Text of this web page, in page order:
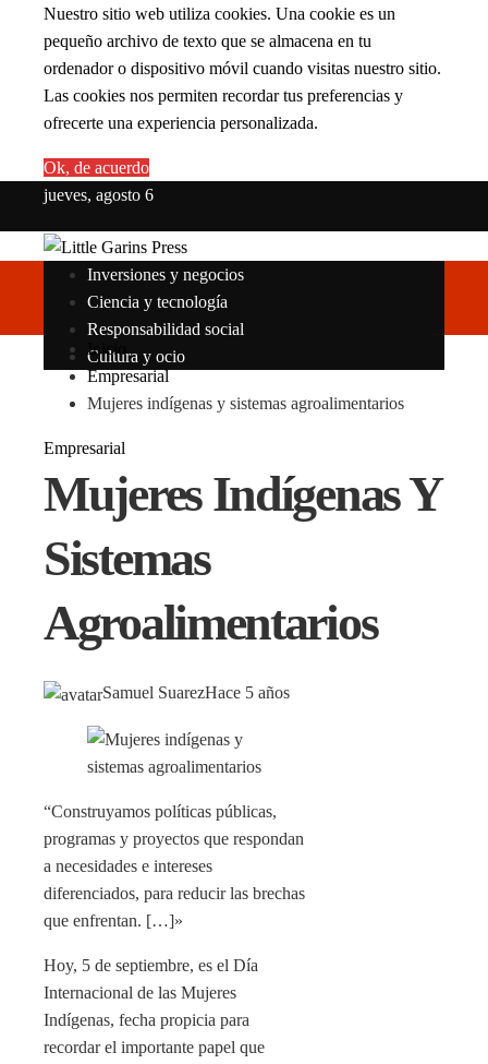
Nuestro sitio web utiliza cookies. Una cookie es un
pequeño archivo de texto que se almacena en tu
ordenador o dispositivo móvil cuando visitas nuestro sitio.
Las cookies nos permiten recordar tus preferencias y
ofrecerte una experiencia personalizada.
Ok, de acuerdo
jueves, agosto 6
Inversiones y negocios
Ciencia y tecnología
Responsabilidad social
Cultura y ocio
Inicio
Empresarial
Mujeres indígenas y sistemas agroalimentarios
Empresarial
Mujeres Indígenas Y
Sistemas
Agroalimentarios
Samuel SuarezHace 5 años
“Construyamos políticas públicas,
programas y proyectos que respondan
a necesidades e intereses
diferenciados, para reducir las brechas
que enfrentan. […]»
Hoy, 5 de septiembre, es el Día
Internacional de las Mujeres
Indígenas, fecha propicia para
recordar el importante papel que